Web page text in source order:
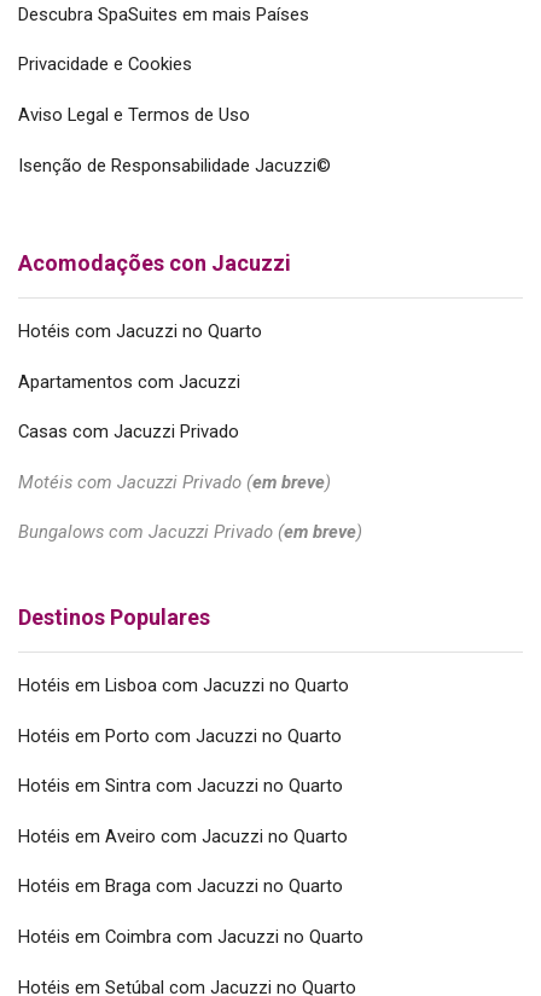
Descubra SpaSuites em mais Países
Privacidade e Cookies
Aviso Legal e Termos de Uso
Isenção de Responsabilidade Jacuzzi©
Acomodações con Jacuzzi
Hotéis com Jacuzzi no Quarto
Apartamentos com Jacuzzi
Casas com Jacuzzi Privado
Motéis com Jacuzzi Privado (em breve)
Bungalows com Jacuzzi Privado (em breve)
Destinos Populares
Hotéis em Lisboa com Jacuzzi no Quarto
Hotéis em Porto com Jacuzzi no Quarto
Hotéis em Sintra com Jacuzzi no Quarto
Hotéis em Aveiro com Jacuzzi no Quarto
Hotéis em Braga com Jacuzzi no Quarto
Hotéis em Coimbra com Jacuzzi no Quarto
Hotéis em Setúbal com Jacuzzi no Quarto